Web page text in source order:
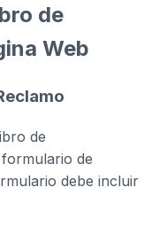
de
Web
de
de
debe incluir